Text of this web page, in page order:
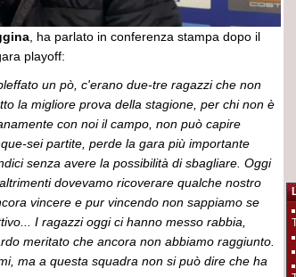
, ha parlato in conferenza stampa dopo il
playoff:
un pò, c'erano due-tre ragazzi che non
la migliore prova della stagione, per chi non è
con noi il campo, non può capire
sei partite, perde la gara più importante
senza avere la possibilità di sbagliare. Oggi
dovevamo ricoverare qualche nostro
vincere e pur vincendo non sappiamo se
I ragazzi oggi ci hanno messo rabbia,
meritato che ancora non abbiamo raggiunto.
ma a questa squadra non si può dire che ha